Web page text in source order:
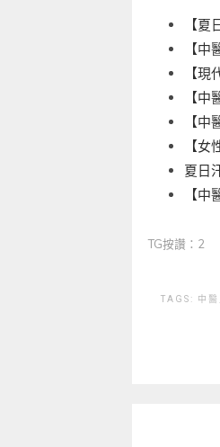
【
【
【
【
【
【
夏日
【
TG按讚：2
TAGS: 中醫